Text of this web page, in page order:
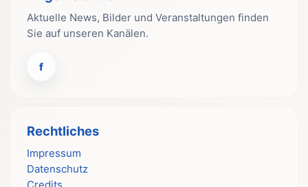
Aktuelle News, Bilder und Veranstaltungen finden
Sie auf unseren Kanälen.
f
Rechtliches
Impressum
Datenschutz